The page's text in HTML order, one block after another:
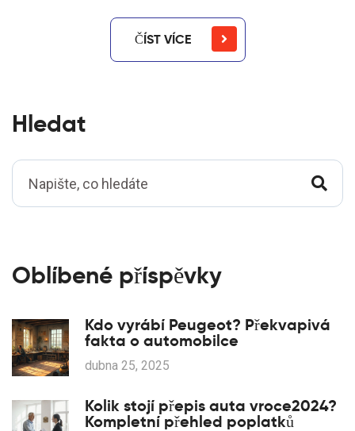
ČÍST VÍCE
Hledat
Oblíbené příspěvky
Kdo vyrábí Peugeot? Překvapivá
fakta o automobilce
dubna 25, 2025
Kolik stojí přepis auta vroce2024?
Kompletní přehled poplatků